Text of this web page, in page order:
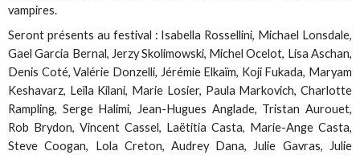
vampires.
Seront présents au festival : Isabella Rossellini, Michael Lonsdale,
Gael Garcia Bernal, Jerzy Skolimowski, Michel Ocelot, Lisa Aschan,
Denis Coté, Valérie Donzelli, Jérémie Elkaïm, Koji Fukada, Maryam
Keshavarz, Leïla Kilani, Marie Losier, Paula Markovich, Charlotte
Rampling, Serge Halimi, Jean-Hugues Anglade, Tristan Aurouet,
Rob Brydon, Vincent Cassel, Laëtitia Casta, Marie-Ange Casta,
Steve Coogan, Lola Creton, Audrey Dana, Julie Gavras, Julie